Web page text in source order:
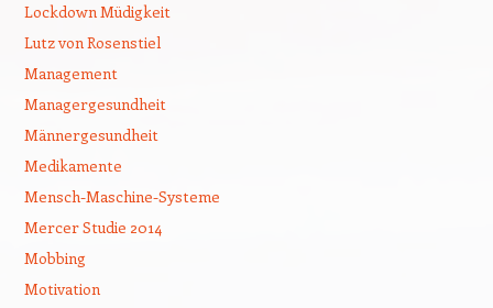
Lockdown Müdigkeit
Lutz von Rosenstiel
Management
Managergesundheit
Männergesundheit
Medikamente
Mensch-Maschine-Systeme
Mercer Studie 2014
Mobbing
Motivation